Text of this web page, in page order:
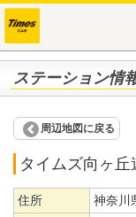
ステーション情
周辺地図に戻る
タイムズ向ヶ丘
住所 神奈川